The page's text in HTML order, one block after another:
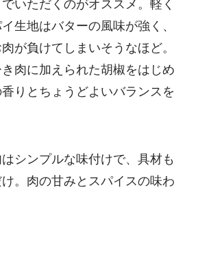
いただくのがオススメ。軽く
生地はバターの風味が強く、
が負けてしまいそうなほど。
肉に加えられた胡椒をはじめ
りとちょうどよいバランスを
シンプルな味付けで、具材も
。肉の甘みとスパイスの味わ